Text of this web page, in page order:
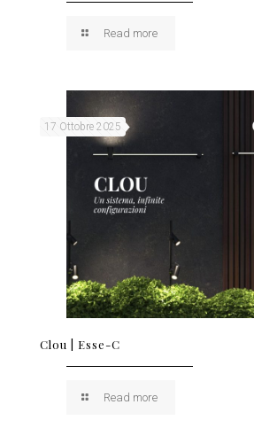
Read more
17 Ottobre 2025
Clou | Esse-C
Read more